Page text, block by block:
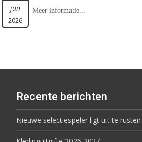
jun
2026
Meer informatie...
Recente berichten
Nieuwe selectiespeler ligt uit te